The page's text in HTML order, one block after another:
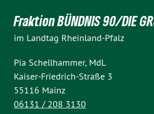
Fraktion BÜNDNIS 90/DIE
im Landtag Rheinland-Pfalz
Pia Schellhammer, MdL
Kaiser-Friedrich-Straße 3
55116 Mainz
06131 / 208 3130